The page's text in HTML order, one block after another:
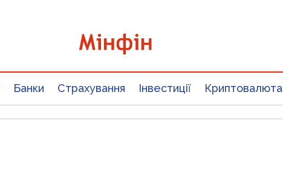
Банки Страхування Інвестиції Криптовалюта